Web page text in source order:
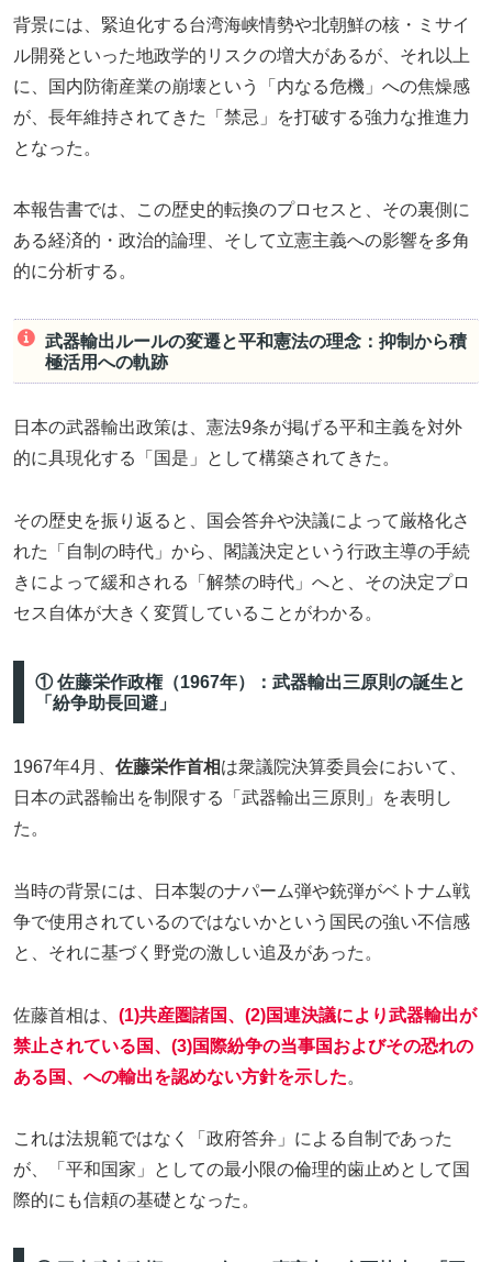
背景には、緊迫化する台湾海峡情勢や北朝鮮の核・ミサイ
ル開発といった地政学的リスクの増大があるが、それ以上
に、国内防衛産業の崩壊という「内なる危機」への焦燥感
が、長年維持されてきた「禁忌」を打破する強力な推進力
となった。
本報告書では、この歴史的転換のプロセスと、その裏側に
ある経済的・政治的論理、そして立憲主義への影響を多角
的に分析する。
武器輸出ルールの変遷と平和憲法の理念：抑制から積
極活用への軌跡
日本の武器輸出政策は、憲法9条が掲げる平和主義を対外
的に具現化する「国是」として構築されてきた。
その歴史を振り返ると、国会答弁や決議によって厳格化さ
れた「自制の時代」から、閣議決定という行政主導の手続
きによって緩和される「解禁の時代」へと、その決定プロ
セス自体が大きく変質していることがわかる。
① 佐藤栄作政権（1967年）：武器輸出三原則の誕生と
「紛争助長回避」
1967年4月、 佐藤栄作首相は衆議院決算委員会において、
日本の武器輸出を制限する「武器輸出三原則」を表明し
た。
当時の背景には、日本製のナパーム弾や銃弾がベトナム戦
争で使用されているのではないかという国民の強い不信感
と、それに基づく野党の激しい追及があった。
佐藤首相は、 (1)共産圏諸国、(2)国連決議により武器輸出が
禁止されている国、(3)国際紛争の当事国およびその恐れの
ある国、への輸出を認めない方針を示した。
これは法規範ではなく「政府答弁」による自制であった
が、「平和国家」としての最小限の倫理的歯止めとして国
際的にも信頼の基礎となった。